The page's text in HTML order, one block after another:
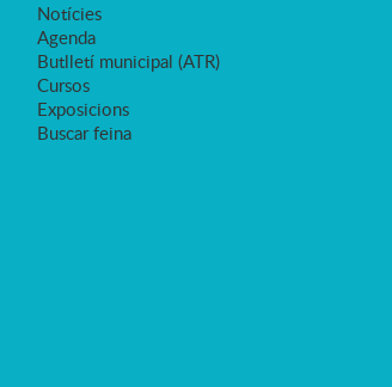
Notícies
Agenda
Butlletí municipal (ATR)
Cursos
Exposicions
Buscar feina